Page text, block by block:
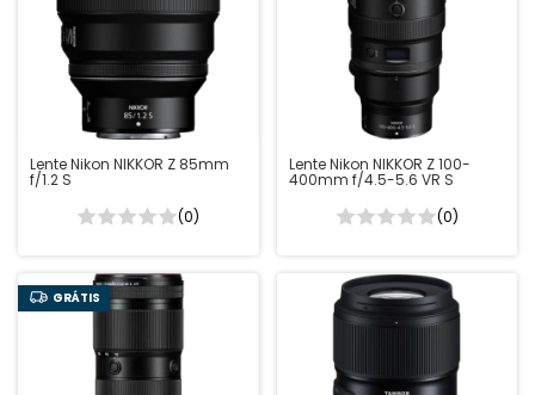
Lente Nikon NIKKOR Z 85mm
f/1.2 S
(0)
Lente Nikon NIKKOR Z 100-
400mm f/4.5-5.6 VR S
(0)
GRÁTIS